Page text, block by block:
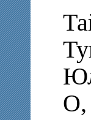
О,